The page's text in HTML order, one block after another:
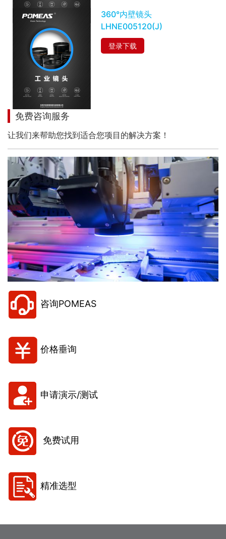
360°内壁镜头
LHNE005120(J)
登录下载
免费咨询服务
让我们来帮助您找到适合您项目的解决方案！
咨询POMEAS
价格垂询
申请演示/测试
免费试用
精准选型